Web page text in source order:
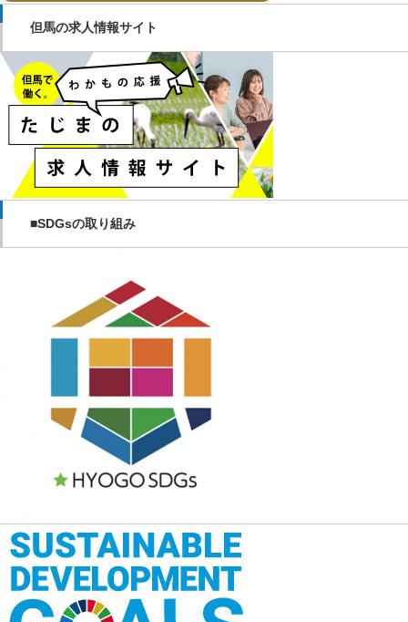
但馬の求人情報サイト
■SDGsの取り組み